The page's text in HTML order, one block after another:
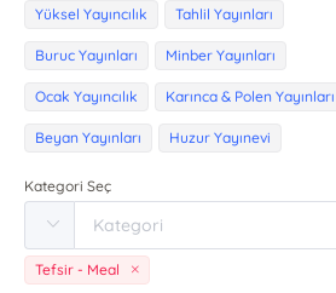
Yüksel Yayıncılık Tahlil Yayınları
Buruc Yayınları Minber Yayınları
Ocak Yayıncılık Karınca & Polen Yayınları
Beyan Yayınları Huzur Yayınevi
Kategori Seç
Tefsir - Meal